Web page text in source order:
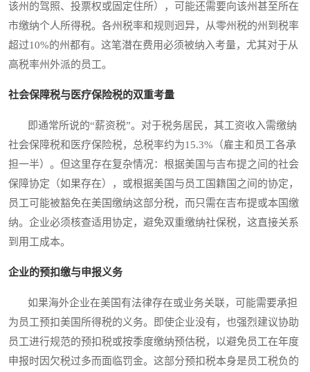
该州的驾照、投票权或固定住所），可能还需要向该州甚至所在
市缴纳个人所得税。各州税率和规则迥异，从零州税的州到税率
超过10%的州都有。这笔潜在费用必须被纳入考量，尤其对于从
高税率州外派的员工。
社会保障税与医疗保险税的双重考量
即通常所说的“薪资税”。对于税务居民，其工资收入需缴纳
社会保障税和医疗保险税，总税率约为15.3%（雇主和员工各承
担一半）。但这里存在复杂情况：根据美国与吉布提之间的社会
保障协定（如果存在），或根据美国与员工国籍国之间的协定，
员工可能被豁免在美国缴纳这部分税，而只需在吉布提或本国缴
纳。企业必须核查适用协定，避免双重缴纳社保税，这直接关系
到用工成本。
企业的预扣缴与申报义务
如果海外企业在美国有法律存在或业务关联，可能需要承担
为员工预扣美国所得税的义务。即使企业没有，也强烈建议协助
员工进行规范的预扣税或按季度缴纳预估税，以避免员工在年度
申报时因欠税过多而面临罚金。这部分预扣税本身是员工税负的